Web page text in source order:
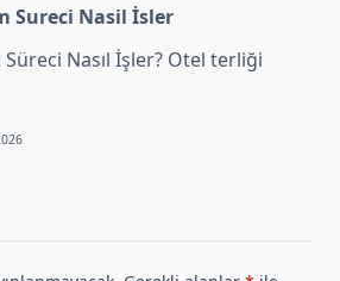
Sureci Nasil İsler
Nasıl İşler? Otel terliği